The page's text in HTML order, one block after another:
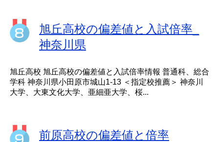
旭丘高校の偏差値と入試倍率_
神奈川県
旭丘高校 旭丘高校の偏差値と入試倍率情報 普通科、総合
学科 神奈川県小田原市城山1-13 ＜指定校推薦＞ 神奈川
大学、大東文化大学、亜細亜大学、桜...
前原高校の偏差値と倍率